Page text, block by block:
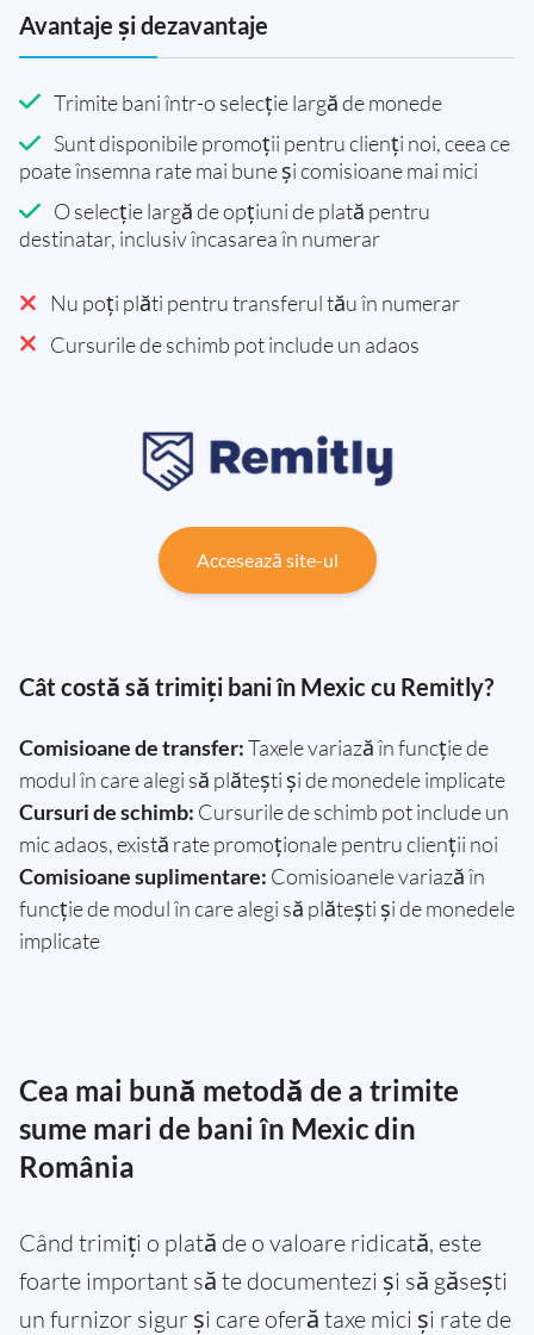
Avantaje și dezavantaje
Trimite bani într-o selecție largă de monede
Sunt disponibile promoții pentru clienți noi, ceea ce
poate însemna rate mai bune și comisioane mai mici
O selecție largă de opțiuni de plată pentru
destinatar, inclusiv încasarea în numerar
Nu poți plăti pentru transferul tău în numerar
Cursurile de schimb pot include un adaos
Accesează site-ul
Cât costă să trimiți bani în Mexic cu Remitly?
Comisioane de transfer:Taxele variază în funcție de
modul în care alegi să plătești și de monedele implicate
Cursuri de schimb: Cursurile de schimb pot include un
mic adaos, există rate promoționale pentru clienții noi
Comisioane suplimentare: Comisioanele variază în
funcție de modul în care alegi să plătești și de monedele
implicate
Cea mai bună metodă de a trimite
sume mari de bani în Mexic din
România
Când trimiți o plată de o valoare ridicată, este
foarte important să te documentezi și să găsești
un furnizor sigur și care oferă taxe mici și rate de